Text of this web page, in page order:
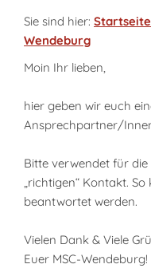
Sie sind hier: Startseite
Wendeburg
Moin Ihr lieben,
hier geben wir euch
Ansprechpartner/
Bitte verwendet für
„richtigen“ Kontakt.
beantwortet werden.
Vielen Dank & Viele
Euer MSC-Wendeburg!